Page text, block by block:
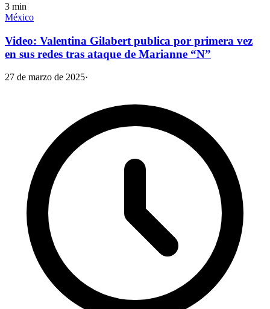
3 min
México
Video: Valentina Gilabert publica por primera vez
en sus redes tras ataque de Marianne “N”
27 de marzo de 2025·